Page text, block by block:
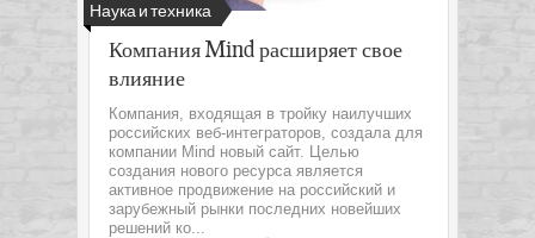
Наука и техника
Компания Mind расширяет свое
влияние
Компания, входящая в тройку наилучших
российских веб-интеграторов, создала для
компании Mind новый сайт. Целью
создания нового ресурса является
активное продвижение на российский и
зарубежный рынки последних новейших
решений ко...